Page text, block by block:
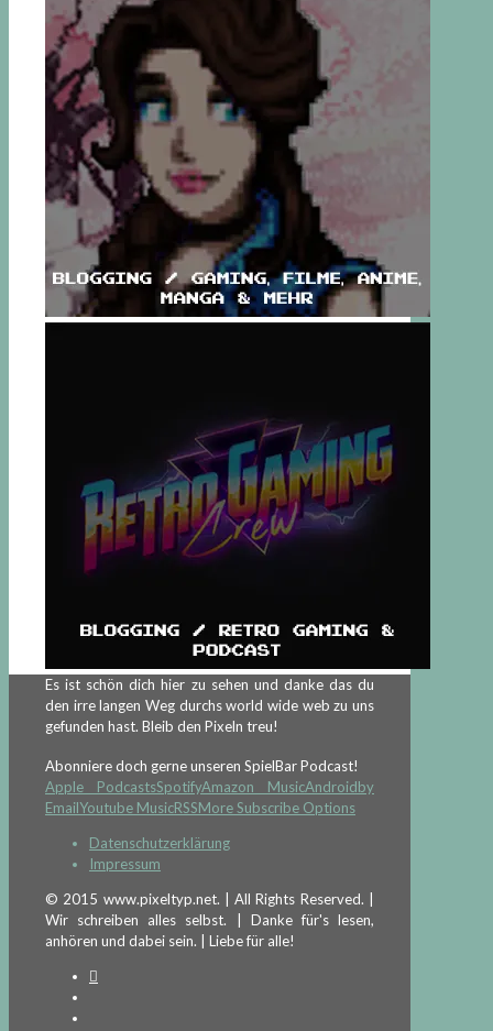
Es ist schön dich hier zu sehen und danke das du
den irre langen Weg durchs world wide web zu uns
gefunden hast. Bleib den Pixeln treu!
Abonniere doch gerne unseren SpielBar Podcast!
Apple PodcastsSpotifyAmazon MusicAndroidby
EmailYoutube MusicRSSMore Subscribe Options
Datenschutzerklärung
Impressum
© 2015 www.pixeltyp.net. | All Rights Reserved. |
Wir schreiben alles selbst. | Danke für's lesen,
anhören und dabei sein. | Liebe für alle!